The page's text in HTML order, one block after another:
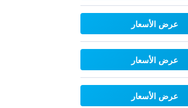
عرض الأسعار
عرض الأسعار
عرض الأسعار